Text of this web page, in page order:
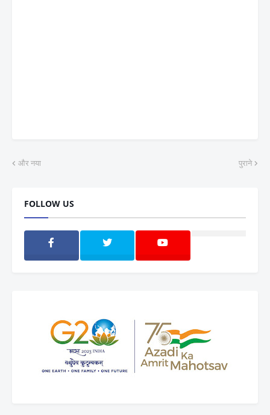
और नया पुराने
FOLLOW US